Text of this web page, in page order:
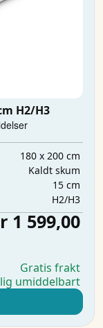
H2/H3
180 x 200 cm
Kaldt skum
15 cm
H2/H3
1 599,00
Gratis frakt
umiddelbart